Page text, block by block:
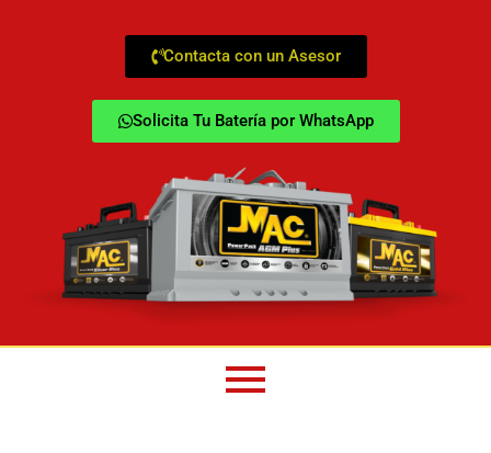
Contacta con un Asesor
Solicita Tu Batería por WhatsApp